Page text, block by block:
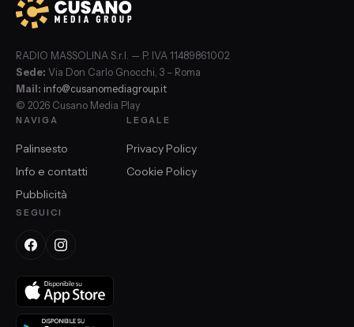
RADIO MASSOLINA S.r.l. — P. IVA 11489861002
Sede: Via Don Carlo Gnocchi, 3 – Roma
Mail: info@cusanomediagroup.it
© 2026 Cusano Media Play
NAVIGA
Palinsesto
Info e contatti
Pubblicità
LEGALE
Privacy Policy
Cookie Policy
SEGUICI